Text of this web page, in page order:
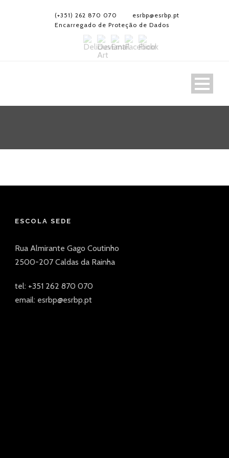
(+351) 262 870 070
esrbp@esrbp.pt
Encarregado de Proteção de Dados
ESCOLA SEDE
Rua Almirante Gago Coutinho
2500-207 Caldas da Rainha
tel: +351 262 870 070
email: esrbp@esrbp.pt